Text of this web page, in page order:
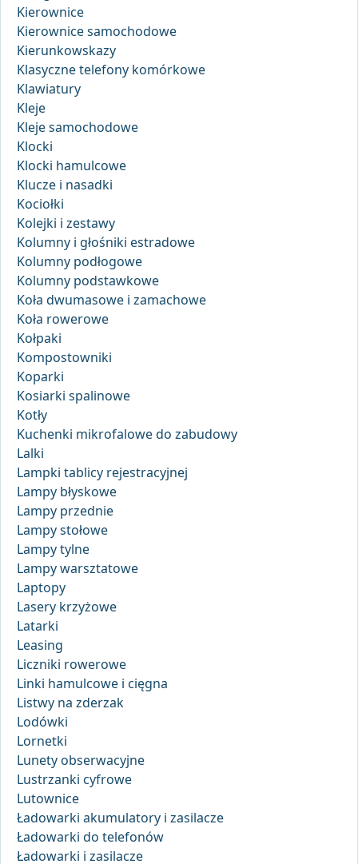
Kierownice
Kierownice samochodowe
Kierunkowskazy
Klasyczne telefony komórkowe
Klawiatury
Kleje
Kleje samochodowe
Klocki
Klocki hamulcowe
Klucze i nasadki
Kociołki
Kolejki i zestawy
Kolumny i głośniki estradowe
Kolumny podłogowe
Kolumny podstawkowe
Koła dwumasowe i zamachowe
Koła rowerowe
Kołpaki
Kompostowniki
Koparki
Kosiarki spalinowe
Kotły
Kuchenki mikrofalowe do zabudowy
Lalki
Lampki tablicy rejestracyjnej
Lampy błyskowe
Lampy przednie
Lampy stołowe
Lampy tylne
Lampy warsztatowe
Laptopy
Lasery krzyżowe
Latarki
Leasing
Liczniki rowerowe
Linki hamulcowe i cięgna
Listwy na zderzak
Lodówki
Lornetki
Lunety obserwacyjne
Lustrzanki cyfrowe
Lutownice
Ładowarki akumulatory i zasilacze
Ładowarki do telefonów
Ładowarki i zasilacze